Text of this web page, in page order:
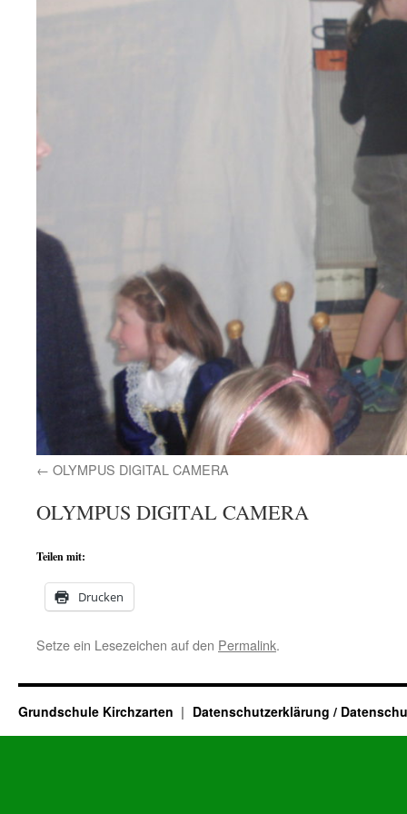
OLYMPUS DIGITAL CAMERA
OLYMPUS DIGITAL CAMERA
Teilen mit:
Drucken
Setze ein Lesezeichen auf den Permalink.
Grundschule Kirchzarten Datenschutzerklärung /